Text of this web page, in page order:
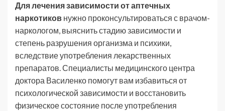
Для лечения зависимости от аптечных
наркотиков нужно проконсультироваться с врачом-
наркологом, выяснить стадию зависимости и
степень разрушения организма и психики,
вследствие употребления лекарственных
препаратов. Специалисты медицинского центра
доктора Василенко помогут вам избавиться от
психологической зависимости и восстановить
физическое состояние после употребления